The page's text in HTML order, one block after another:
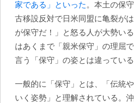
家である」といった 。本土の保
古移設反対で日米同盟に亀裂が
が保守だ！」と怒る人が大勢いる
はあくまで「親米保守」の理屈
言う「保守」の姿とは違っている
一般的に「保守」とは、「伝統
いく姿勢」と理解されている。